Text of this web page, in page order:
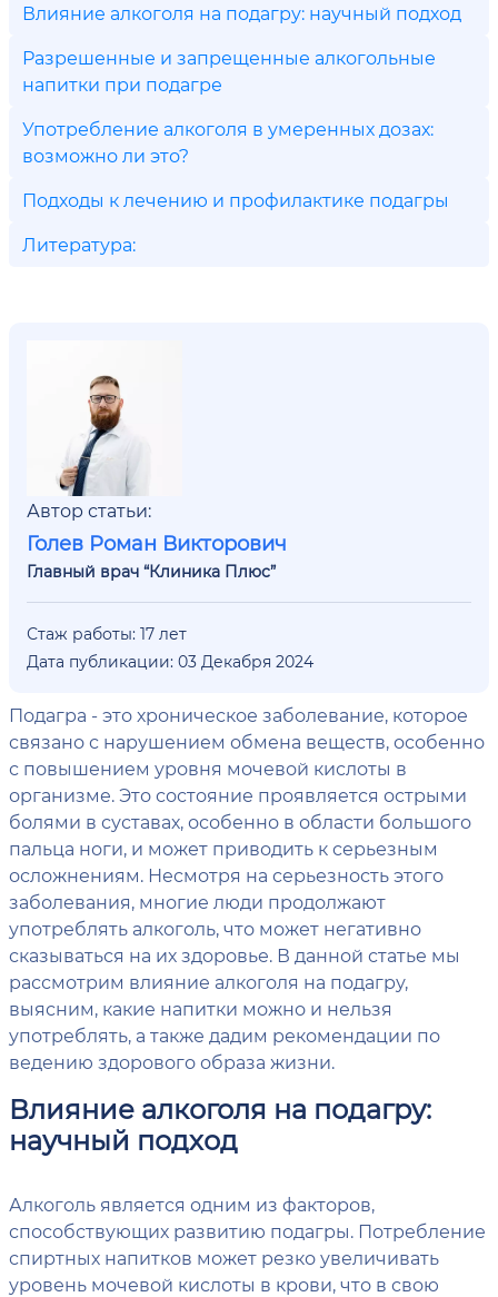
Влияние алкоголя на подагру: научный подход
Разрешенные и запрещенные алкогольные
напитки при подагре
Употребление алкоголя в умеренных дозах:
возможно ли это?
Подходы к лечению и профилактике подагры
Литература:
Автор статьи:
Голев Роман Викторович
Главный врач “Клиника Плюс”
Стаж работы: 17 лет
Дата публикации: 03 Декабря 2024
Подагра - это хроническое заболевание, которое
связано с нарушением обмена веществ, особенно
с повышением уровня мочевой кислоты в
организме. Это состояние проявляется острыми
болями в суставах, особенно в области большого
пальца ноги, и может приводить к серьезным
осложнениям. Несмотря на серьезность этого
заболевания, многие люди продолжают
употреблять алкоголь, что может негативно
сказываться на их здоровье. В данной статье мы
рассмотрим влияние алкоголя на подагру,
выясним, какие напитки можно и нельзя
употреблять, а также дадим рекомендации по
ведению здорового образа жизни.
Влияние алкоголя на подагру:
научный подход
Алкоголь является одним из факторов,
способствующих развитию подагры. Потребление
спиртных напитков может резко увеличивать
уровень мочевой кислоты в крови, что в свою